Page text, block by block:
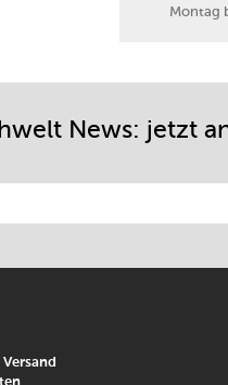
Montag
News: jetzt